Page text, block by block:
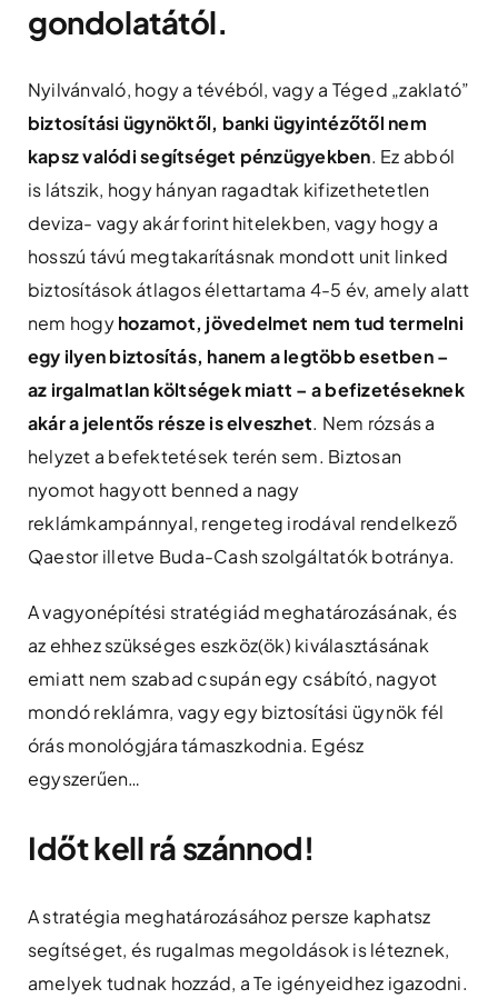
gondolatától.
Nyilvánvaló, hogy a tévéból, vagy a Téged „zaklató”
biztosítási ügynöktől, banki ügyintézőtől nem
kapsz valódi segítséget pénzügyekben. Ez abból
is látszik, hogy hányan ragadtak kifizethetetlen
deviza- vagy akár forint hitelekben, vagy hogy a
hosszú távú megtakarításnak mondott unit linked
biztosítások átlagos élettartama 4-5 év, amely alatt
nem hogyhozamot, jövedelmet nem tud termelni
egy ilyen biztosítás, hanem a legtöbb esetben –
az irgalmatlan költségek miatt – a befizetéseknek
akár a jelentős része is elveszhet. Nem rózsás a
helyzet a befektetések terén sem. Biztosan
nyomot hagyott benned a nagy
reklámkampánnyal, rengeteg irodával rendelkező
Qaestor illetve Buda-Cash szolgáltatók botránya.
A vagyonépítési stratégiád meghatározásának, és
az ehhez szükséges eszköz(ök) kiválasztásának
emiatt nem szabad csupán egy csábító, nagyot
mondó reklámra, vagy egy biztosítási ügynök fél
órás monológjára támaszkodnia. Egész
egyszerűen…
Időt kell rá szánnod!
A stratégia meghatározásához persze kaphatsz
segítséget, és rugalmas megoldások is léteznek,
amelyek tudnak hozzád, a Te igényeidhez igazodni.